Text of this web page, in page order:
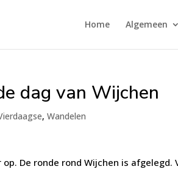
Home Algemeen
dag van Wijchen
,Wandelen
De ronde rond Wijchen is